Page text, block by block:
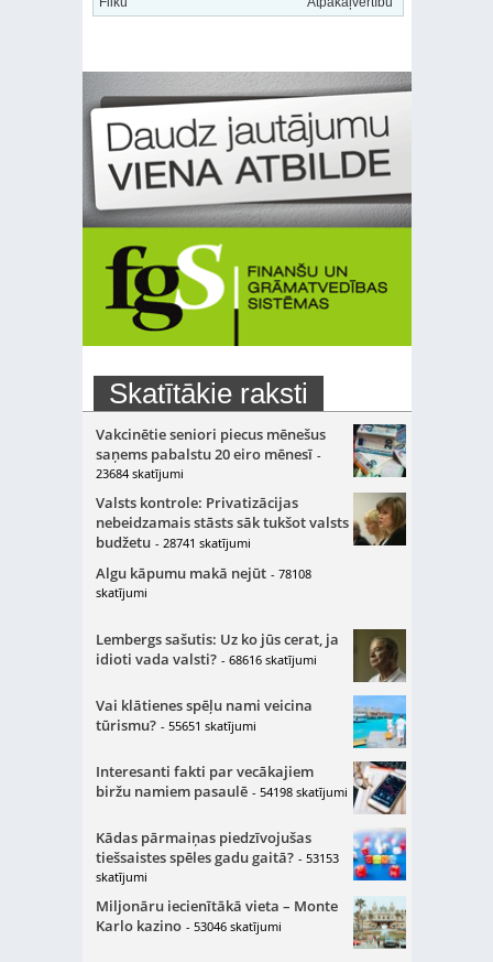
Skatītākie raksti
Vakcinētie seniori piecus mēnešus
saņems pabalstu 20 eiro mēnesī -
23684 skatījumi
Valsts kontrole: Privatizācijas
nebeidzamais stāsts sāk tukšot valsts
budžetu - 28741 skatījumi
Algu kāpumu makā nejūt - 78108
skatījumi
Lembergs sašutis: Uz ko jūs cerat, ja
idioti vada valsti? - 68616 skatījumi
Vai klātienes spēļu nami veicina
tūrismu? - 55651 skatījumi
Interesanti fakti par vecākajiem
biržu namiem pasaulē - 54198 skatījumi
Kādas pārmaiņas piedzīvojušas
tiešsaistes spēles gadu gaitā? - 53153
skatījumi
Miljonāru iecienītākā vieta – Monte
Karlo kazino - 53046 skatījumi